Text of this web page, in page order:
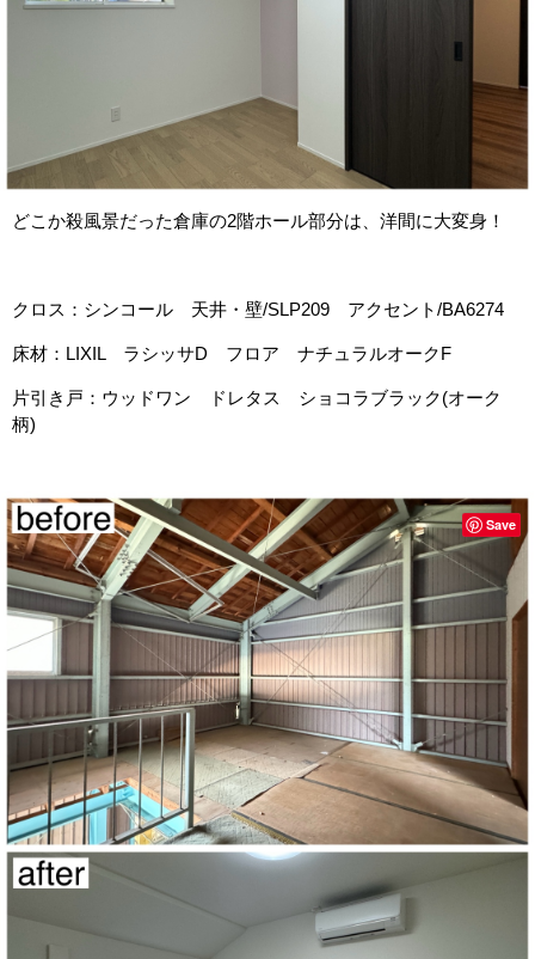
どこか殺風景だった倉庫の2階ホール部分は、洋間に大変身！
クロス：シンコール 天井・壁/SLP209 アクセント/BA6274
床材：LIXIL ラシッサD フロア ナチュラルオークF
片引き戸：ウッドワン ドレタス ショコラブラック(オーク
柄)
Save